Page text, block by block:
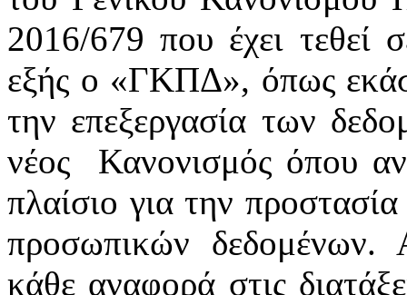
2016/679 που έχει τεθεί
εξής ο «ΓΚΠΔ», όπως
την επεξεργασία των
νέος
Κανονισμός όπου
πλαίσιο για την
προσωπικών
κάθε αναφορά στις